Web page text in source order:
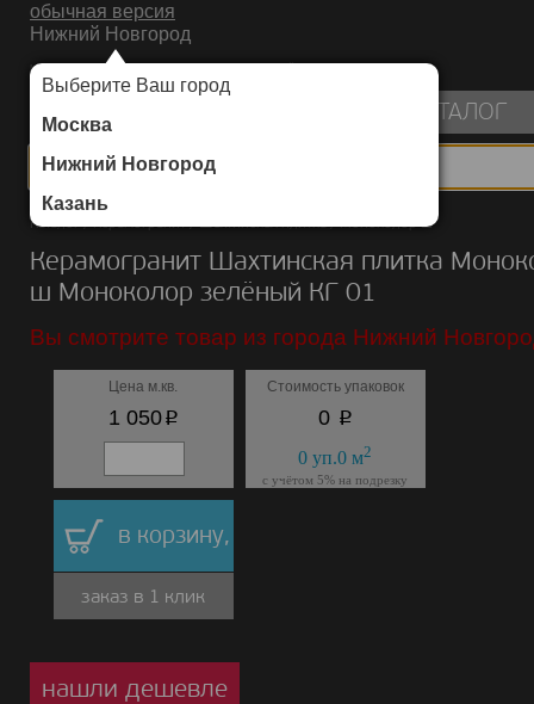
обычная версия
Нижний Новгород
Выберите Ваш город
Москва
Нижний Новгород
Казань
ИНТЕРНЕТ-МАГАЗИН НАПОЛЬНЫХ ПОКРЫТИЙ
КАТАЛОГ
Каталог/Керамогранит/Шахтинская плитка/Моноколор ш
Керамогранит Шахтинская плитка
ш Моноколор зелёный КГ 01
Вы смотрите товар из города Нижний
Цена м.кв.
1 050p
Стоимость упаковок
0 p
0 уп.0 м2
с учётом 5% на подрезку
в корзину,
заказ в 1 клик
нашли дешевле